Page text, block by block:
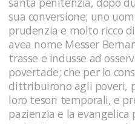
sua conversione; uno
prudenzia e molto ricco
avea nome Messer
trasse e indusse ad
povertade; che per lo
dittribuirono agli poveri,
loro tesori temporali, e
pazienzia e la evangelica